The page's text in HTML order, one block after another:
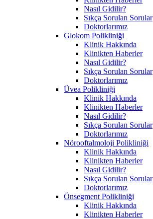
Nasıl Gidilir?
Sıkça Sorulan Sorular
Doktorlarımız
Glokom Polikliniği
Klinik Hakkında
Klinikten Haberler
Nasıl Gidilir?
Sıkça Sorulan Sorular
Doktorlarımız
Üvea Polikliniği
Klinik Hakkında
Klinikten Haberler
Nasıl Gidilir?
Sıkça Sorulan Sorular
Doktorlarımız
Nörooftalmoloji Polikliniği
Klinik Hakkında
Klinikten Haberler
Nasıl Gidilir?
Sıkça Sorulan Sorular
Doktorlarımız
Önsegment Polikliniği
Klinik Hakkında
Klinikten Haberler